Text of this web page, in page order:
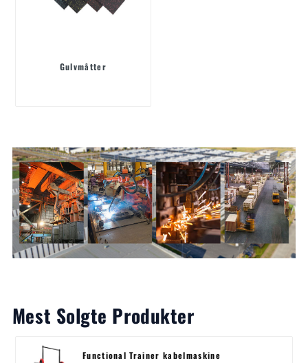
Gulvmåtter
Mest Solgte Produkter
Functional Trainer kabelmaskine